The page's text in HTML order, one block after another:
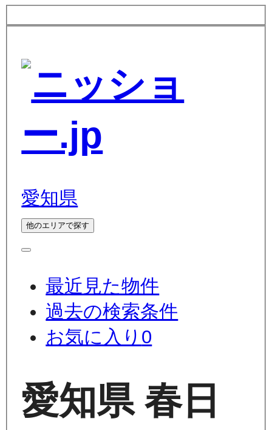
愛知県
他のエリアで探す
最近見た物件
過去の検索条件
お気に入り 0
愛知県 春日